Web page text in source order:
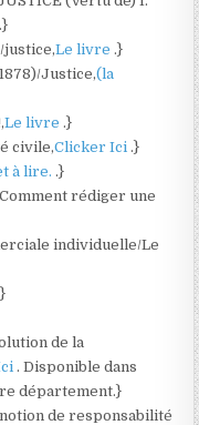
.}
justice,Le livre.}
Justice,(la
Le livre.}
civile,Clicker Ici.}
à lire..}
rédiger une
individuelle/Le
de la
. Disponible dans
département.}
de responsabilité